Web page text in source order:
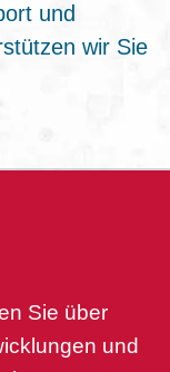
und
wir Sie
Sie über
und